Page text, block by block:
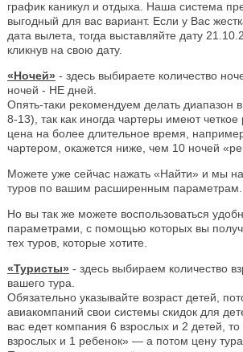
график каникул и отдыха. Наша система
выгодный для вас вариант. Если у Вас
дата вылета, тогда выставляйте дату
кликнув на свою дату.
«Ночей» - здесь выбираете количество
ночей - НЕ дней.
Опять-таки рекомендуем делать диапазон
8-13), так как иногда чартеры имеют
цена на более длительное время,
чартером, окажется ниже, чем 10 ночей
Можете уже сейчас нажать «Найти» и мы
туров по вашим расширенным параметрам.
Но вы так же можете воспользоваться
параметрами, с помощью которых вы
тех туров, которые хотите.
«Туристы» - здесь выбираем количество
вашего тура.
Обязательно указывайте возраст детей,
авиакомпаний свои системы скидок для
вас едет компания 6 взрослых и 2 детей,
взрослых и 1 ребенок» — а потом цену